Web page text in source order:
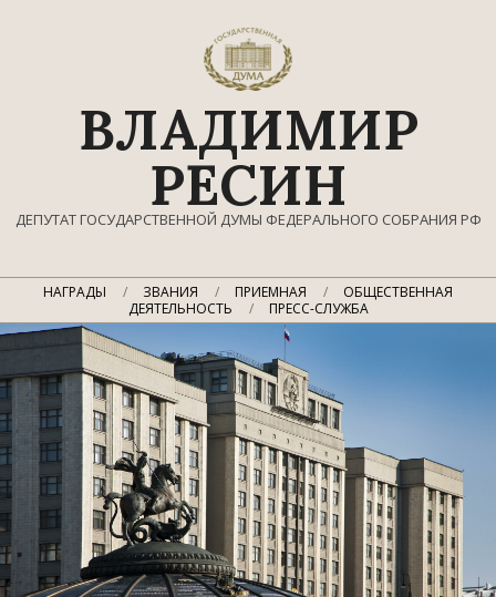
ВЛАДИМИР
РЕСИН
ДЕПУТАТ ГОСУДАРСТВЕННОЙ ДУМЫ ФЕДЕРАЛЬНОГО СОБРАНИЯ РФ
Главное
меню
НАГРАДЫ ЗВАНИЯ ПРИЕМНАЯ
ОБЩЕСТВЕННАЯ
ДЕЯТЕЛЬНОСТЬ
ПРЕСС-СЛУЖБА